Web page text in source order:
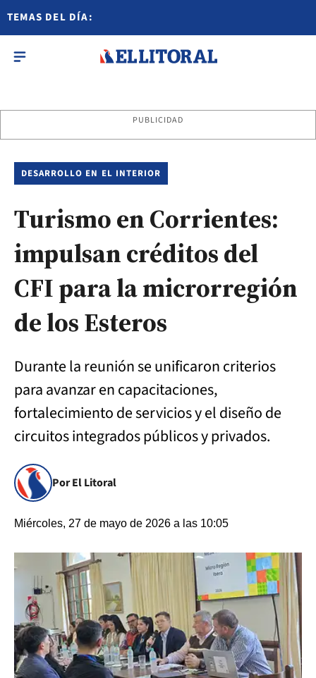
TEMAS DEL DÍA:
PUBLICIDAD
DESARROLLO EN EL INTERIOR
Turismo en Corrientes:
impulsan créditos del
CFI para la microrregión
de los Esteros
Durante la reunión se unificaron criterios
para avanzar en capacitaciones,
fortalecimiento de servicios y el diseño de
circuitos integrados públicos y privados.
Por El Litoral
Miércoles, 27 de mayo de 2026 a las 10:05